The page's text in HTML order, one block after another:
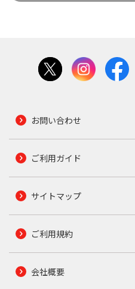
お問い合わせ
ご利用ガイド
サイトマップ
ご利用規約
会社概要